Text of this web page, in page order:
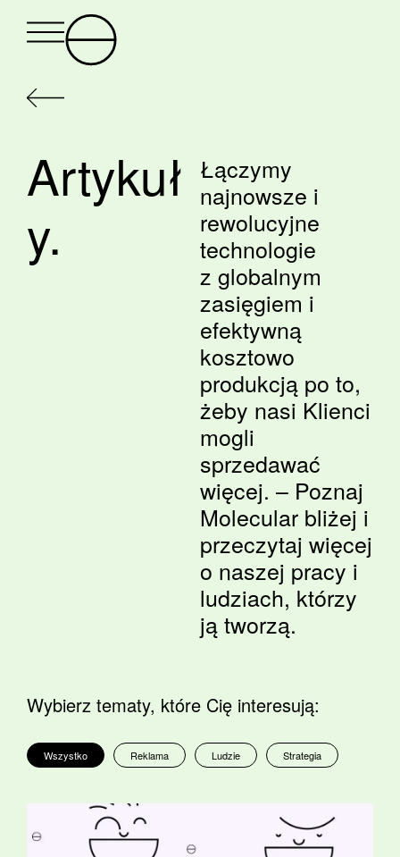
Artykuł
y.
Łączymy
najnowsze i
rewolucyjne
technologie
z globalnym
zasięgiem i
efektywną
kosztowo
produkcją po to,
żeby nasi Klienci
mogli
sprzedawać
więcej. – Poznaj
Molecular bliżej i
przeczytaj więcej
o naszej pracy i
ludziach, którzy
ją tworzą.
Wybierz tematy, które Cię interesują:
Wszystko Reklama Ludzie Strategia